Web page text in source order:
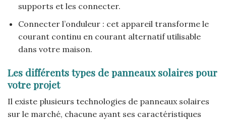
supports et les connecter.
Connecter l’onduleur : cet appareil transforme le
courant continu en courant alternatif utilisable
dans votre maison.
Les différents types de panneaux solaires pour
votre projet
Il existe plusieurs technologies de panneaux solaires
sur le marché, chacune ayant ses caractéristiques